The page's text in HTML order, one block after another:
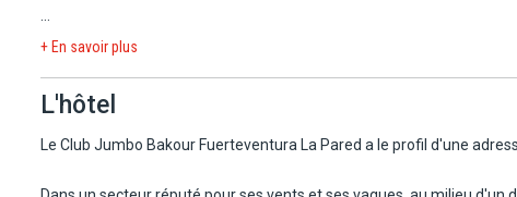
Sur la côte sud-ouest de l'île, La Pared offre un visage plus brut et
Le Club Jumbo Bakour Fuerteventura La Pared se situe dans ce
de Morro Jable. Il est aussi possible de passer une journée sur l'île
Fuerteventura se trouve à 70 km.
+ En savoir plus
L'hôtel
Le Club Jumbo Bakour Fuerteventura La Pared a le profil d'une